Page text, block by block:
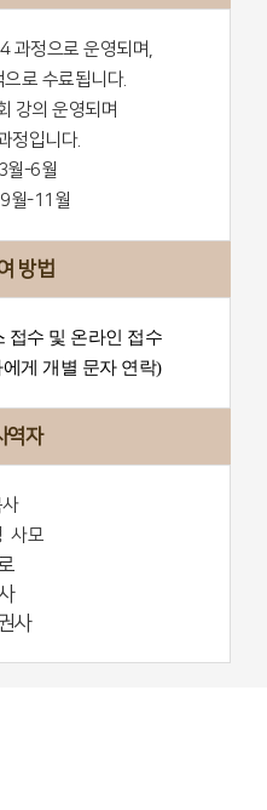
과정으로 운영되며,
로 수료됩니다.
강의 운영되며
정입니다.
월-6월
월-11월
방법
접수 및 온라인 접수
게 개별 문자 연락)
역자
사모
사